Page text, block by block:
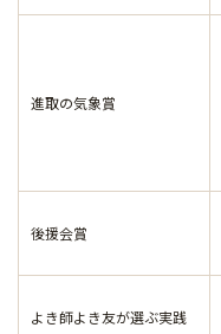
進取の気象賞
後援会賞
よき師よき友が選ぶ実践